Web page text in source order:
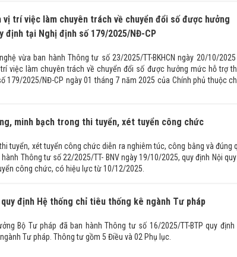
vị trí việc làm chuyên trách về chuyển đổi số được hưởng
định tại Nghị định số 179/2025/NĐ-CP
vừa ban hành Thông tư số 23/2025/TT-BKHCN ngày 20/10/2025
việc làm chuyên trách về chuyển đổi số được hưởng mức hỗ trợ
179/2025/NĐ-CP ngày 01 tháng 7 năm 2025 của Chính phủ thuộc
minh bạch trong thi tuyển, xét tuyển công chức
tuyển, xét tuyển công chức diễn ra nghiêm túc, công bằng và đúng
Thông tư số 22/2025/TT- BNV ngày 19/10/2025, quy định Nội
công chức, có hiệu lực từ 10/12/2025.
định Hệ thống chỉ tiêu thống kê ngành Tư pháp
Bộ Tư pháp đã ban hành Thông tư số 16/2025/TT-BTP quy định
Tư pháp. Thông tư gồm 5 Điều và 02 Phụ lục.